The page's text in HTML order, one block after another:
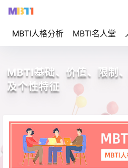
MBTI人格分析 MBTI名人堂
MBTI基础、价值、限制
及个性特征